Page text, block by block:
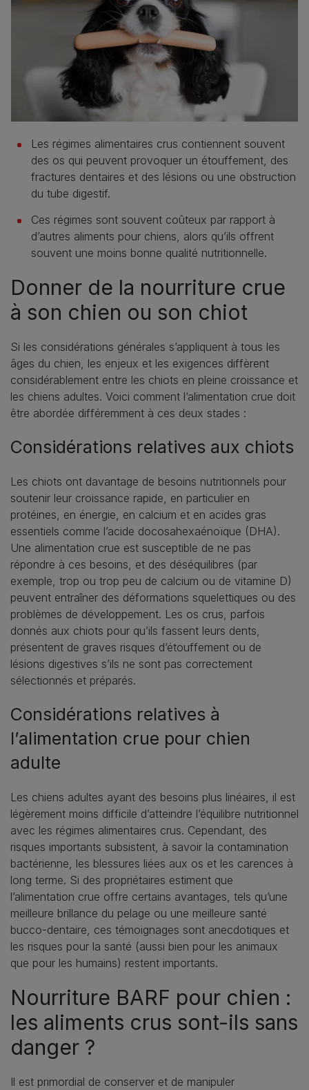
Les régimes alimentaires crus contiennent souvent
des os qui peuvent provoquer un étouffement, des
fractures dentaires et des lésions ou une obstruction
du tube digestif.
Ces régimes sont souvent coûteux par rapport à
d’autres aliments pour chiens, alors qu’ils offrent
souvent une moins bonne qualité nutritionnelle.
Donner de la nourriture crue
à son chien ou son chiot
Si les considérations générales s’appliquent à tous les
âges du chien, les enjeux et les exigences diffèrent
considérablement entre les chiots en pleine croissance et
les chiens adultes. Voici comment l’alimentation crue doit
être abordée différemment à ces deux stades :
Considérations relatives aux chiots
Les chiots ont davantage de besoins nutritionnels pour
soutenir leur croissance rapide, en particulier en
protéines, en énergie, en calcium et en acides gras
essentiels comme l’acide docosahexaénoïque (DHA).
Une alimentation crue est susceptible de ne pas
répondre à ces besoins, et des déséquilibres (par
exemple, trop ou trop peu de calcium ou de vitamine D)
peuvent entraîner des déformations squelettiques ou des
problèmes de développement. Les os crus, parfois
donnés aux chiots pour qu’ils fassent leurs dents,
présentent de graves risques d’étouffement ou de
lésions digestives s’ils ne sont pas correctement
sélectionnés et préparés.
Considérations relatives à
l’alimentation crue pour chien
adulte
Les chiens adultes ayant des besoins plus linéaires, il est
légèrement moins difficile d’atteindre l’équilibre nutritionnel
avec les régimes alimentaires crus. Cependant, des
risques importants subsistent, à savoir la contamination
bactérienne, les blessures liées aux os et les carences à
long terme. Si des propriétaires estiment que
l’alimentation crue offre certains avantages, tels qu’une
meilleure brillance du pelage ou une meilleure santé
bucco-dentaire, ces témoignages sont anecdotiques et
les risques pour la santé (aussi bien pour les animaux
que pour les humains) restent importants.
Nourriture BARF pour chien :
les aliments crus sont-ils sans
danger ?
Il est primordial de conserver et de manipuler